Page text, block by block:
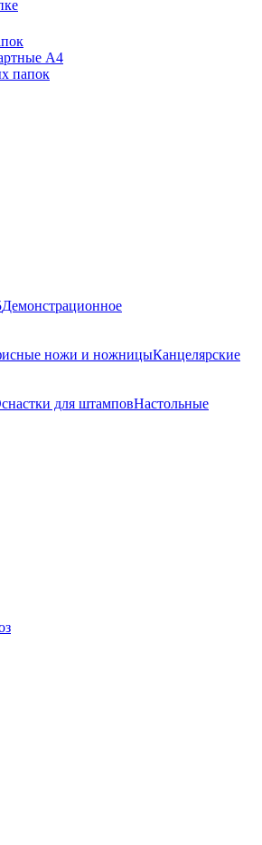
А4
папок
Демонстрационное
ножи и ножницыКанцелярские
для штамповНастольные